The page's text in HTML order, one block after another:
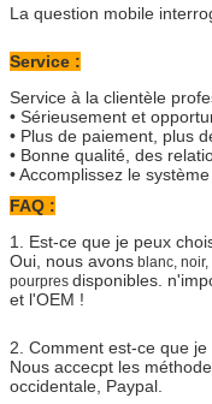
La question mobile
Service :
Service à la clientèle
• Sérieusement et
• Plus de paiement, plus
• Bonne qualité, des
• Accomplissez le
FAQ :
1. Est-ce que je peux
Oui, nous avons blanc,
pourpres disponibles.
et l'OEM !
2. Comment est-ce que
Nous accecpt les
occidentale, Paypal.